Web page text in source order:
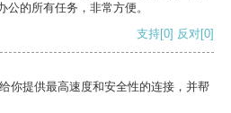
的所有任务，非常方便。
支持[0] 反对[0]
你提供最高速度和安全性的连接，并帮